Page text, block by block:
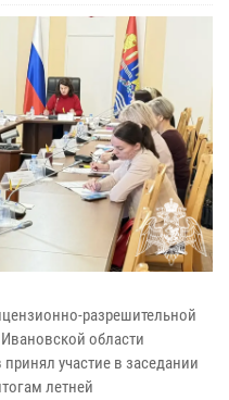
разрешительной
области
участие в заседании
летней